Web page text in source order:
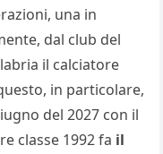
una in
dal club del
il calciatore
in particolare,
del 2027 con il
classe 1992 fa il